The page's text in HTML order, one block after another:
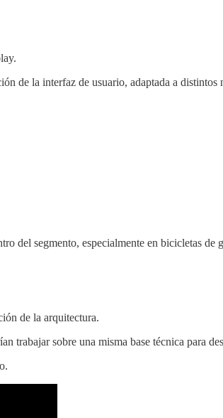
de la interfaz de usuario, adaptada a
del segmento, especialmente en bicicletas de
de la arquitectura.
trabajar sobre una misma base técnica para